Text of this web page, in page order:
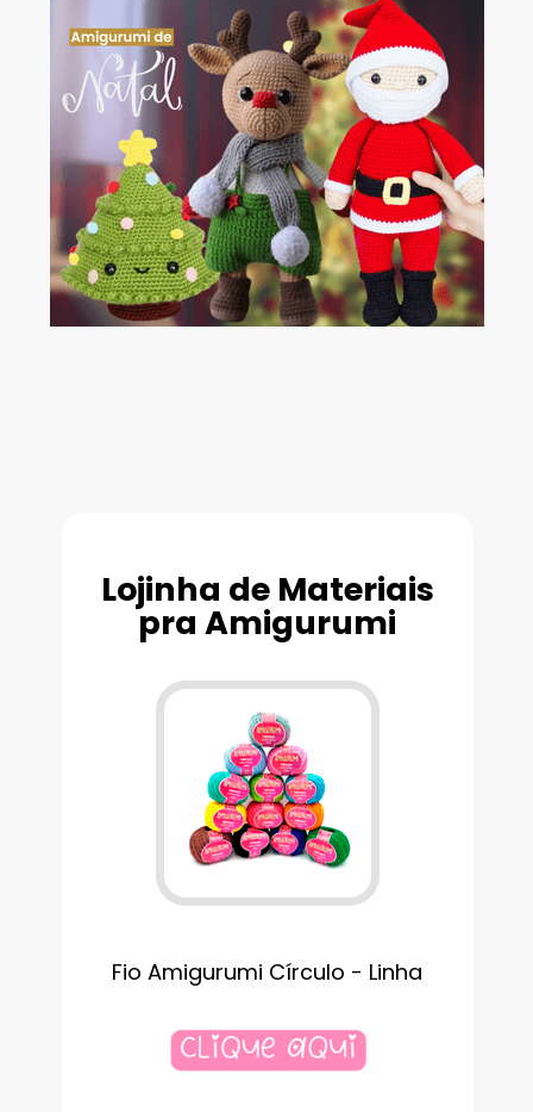
Lojinha de Materiais
pra Amigurumi
Fio Amigurumi Círculo - Linha